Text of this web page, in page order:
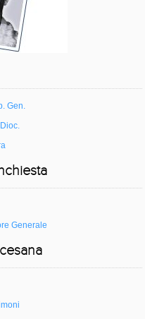
Gen.
Generale